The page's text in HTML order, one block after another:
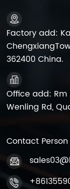
Factory add:
362400 China.
Office add: Rm
Wenling Rd,
Contact